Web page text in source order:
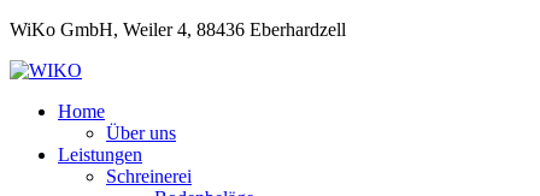
WiKo GmbH, Weiler 4, 88436 Eberhardzell
Home
Über uns
Leistungen
Schreinerei